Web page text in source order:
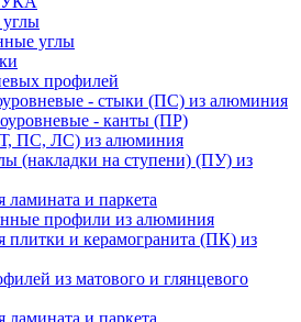
углы
профилей
- стыки (ПС) из алюминия
- канты (ПР)
ПС, ЛС) из алюминия
(накладки на ступени) (ПУ) из
и паркета
профили из алюминия
плитки и керамогранита (ПК) из
из матового и глянцевого
и паркета